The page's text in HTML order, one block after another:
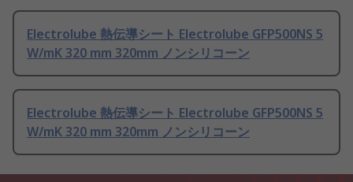
Electrolube 熱伝導シート Electrolube GFP500NS 5
W/mK 320 mm 320mm ノンシリコーン
Electrolube 熱伝導シート Electrolube GFP500NS 5
W/mK 320 mm 320mm ノンシリコーン